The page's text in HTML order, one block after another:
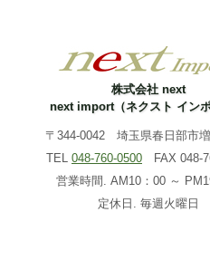
株式会社 next
next import（ネクスト イン
〒344-0042 埼玉県春日部市
TEL 048-760-0500 FAX 048-
営業時間. AM10：00 ～
定休日. 毎週火曜日